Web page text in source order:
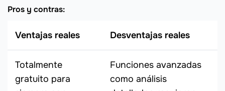
Pros y contras:
Ventajas reales Desventajas reales
Totalmente
gratuito para
Funciones avanzadas
como análisis